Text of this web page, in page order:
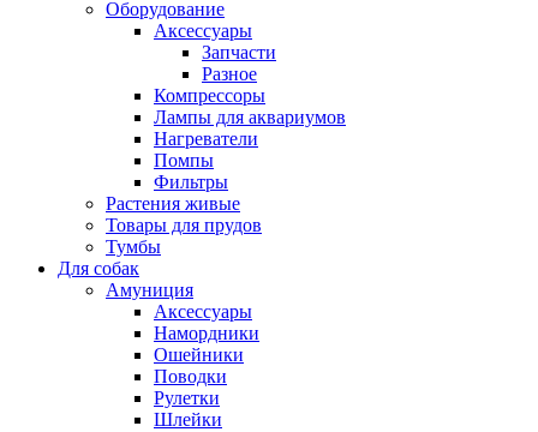
Оборудование
Аксессуары
Запчасти
Разное
Компрессоры
Лампы для аквариумов
Нагреватели
Помпы
Фильтры
Растения живые
Товары для прудов
Тумбы
Для собак
Амуниция
Аксессуары
Намордники
Ошейники
Поводки
Рулетки
Шлейки